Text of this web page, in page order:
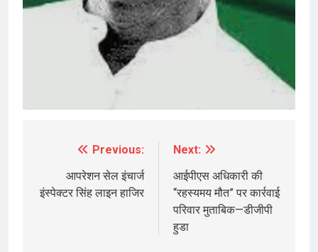
navigation
Previous:
आपरेशन सेल इंचार्ज
इंस्पेक्टर सिंह लाइन हाजिर
Next:
आईपीएस अधिकारी की
“रहस्यमय मौत” पर कार्रवाई
परिवार मुताबिक—डीजीपी
हुडा